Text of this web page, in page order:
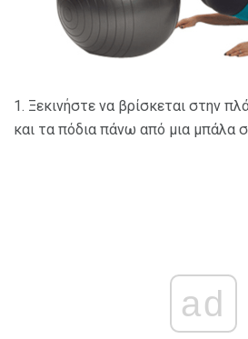
1. Ξεκινήστε να βρίσκεται στην
και τα πόδια πάνω από μια μπάλα
ad